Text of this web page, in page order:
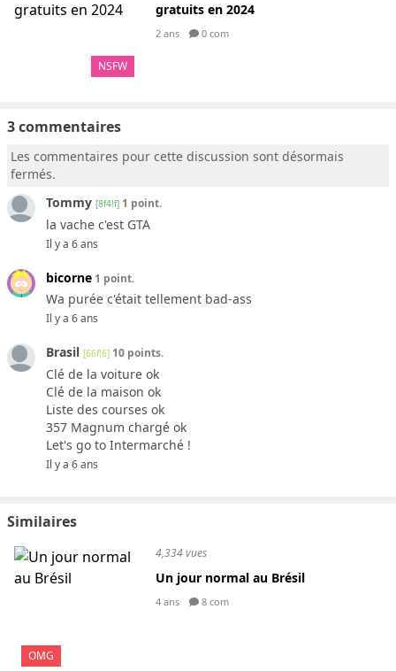
NSFW
gratuits en 2024
2 ans 0 com
3 commentaires
Les commentaires pour cette discussion sont désormais
fermés.
Tommy [8f4!f] 1 point.
la vache c'est GTA
Il y a 6 ans
bicorne 1 point.
Wa purée c'était tellement bad-ass
Il y a 6 ans
Brasil [66f!6] 10 points.
Clé de la voiture ok
Clé de la maison ok
Liste des courses ok
357 Magnum chargé ok
Let's go to Intermarché !
Il y a 6 ans
Similaires
OMG
4,334 vues
Un jour normal au Brésil
4 ans 8 com